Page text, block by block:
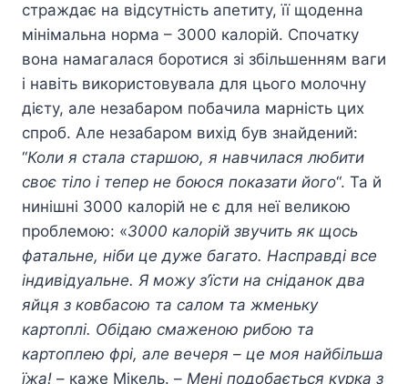
страждає на відсутність апетиту, її щоденна
мінімальна норма – 3000 калорій. Спочатку
вона намагалася боротися зі збільшенням ваги
і навіть використовувала для цього молочну
дієту, але незабаром побачила марність цих
спроб. Але незабаром вихід був знайдений:
“Коли я стала старшою, я навчилася любити
своє тіло і тепер не боюся показати його“. Та й
нинішні 3000 калорій не є для неї великою
проблемою: «3000 калорій звучить як щось
фатальне, ніби це дуже багато. Насправді все
індивідуальне. Я можу з’їсти на сніданок два
яйця з ковбасою та салом та жменьку
картоплі. Обідаю смаженою рибою та
картоплею фрі, але вечеря – це моя найбільша
їжа! – каже Мікель. – Мені подобається курка з